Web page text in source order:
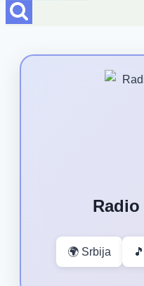
🌍 Srbija